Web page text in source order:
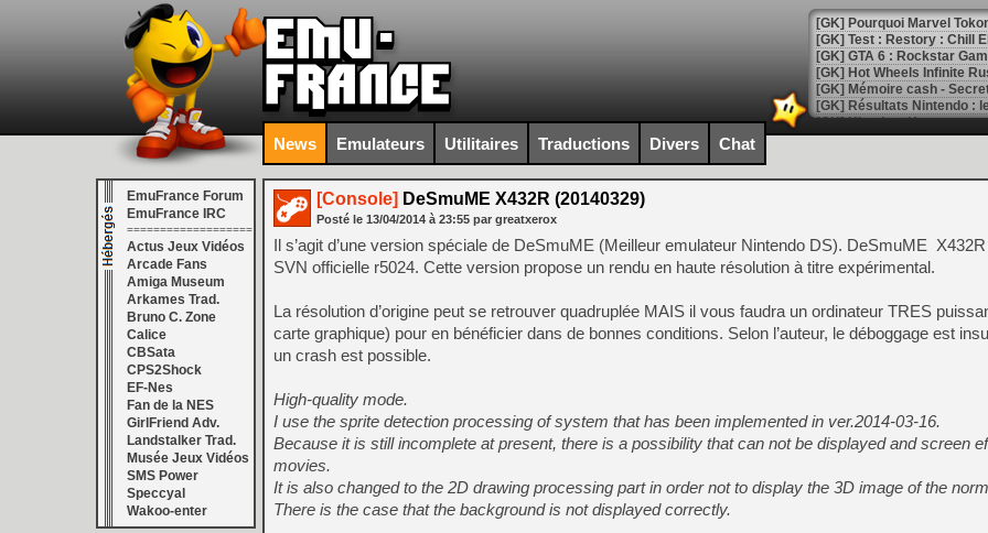
[GK] Pourquoi Marvel
[GK] Test : Restory : Chill
[GK] GTA 6 : Rockstar
[GK] Hot Wheels Infinite
[GK] Mémoire cash -
[GK] Résultats Nintendo :
[GK] Déjà des
[Mo5] Brickboy cherche à
[GK] Minecraft et ses «
[GK] Beast of
[GK] Ubisoft : fin de partie
[GK] Mémoire cash -
[GK] Dan Houser (GTA)
[GK] Comment EA Sports
[GK] Crimson Moon : un
[GK] Isle of Reveries : le
[GK] Moonlighter 2 : The
[GK] Capcom relance
[Mo5] Deux inédits du
[GK] Le beat'em up The
[GK] Endless Legend 2 :
News Emulateurs Utilitaires Traductions Divers Chat
EmuFrance Forum
EmuFrance IRC
===================
Actus Jeux Vidéos
Arcade Fans
Amiga Museum
Arkames Trad.
Bruno C. Zone
Calice
CBSata
CPS2Shock
EF-Nes
Fan de la NES
GirlFriend Adv.
Landstalker Trad.
Musée Jeux Vidéos
SMS Power
Speccyal
Wakoo-enter
[Console] DeSmuME X432R (20140329)
Posté le 13/04/2014 à 23:55 par greatxerox
Il s’agit d’une version spéciale de DeSmuME (Meilleur emulateur Nintendo DS). DeSmuME
SVN officielle r5024. Cette version propose un rendu en haute résolution à titre expérimental.
La résolution d’origine peut se retrouver quadruplée MAIS il vous faudra un ordinateur TRES
carte graphique) pour en bénéficier dans de bonnes conditions. Selon l’auteur, le déboggage est
un crash est possible.
High-quality mode.
I use the sprite detection processing of system that has been implemented in ver.2014-03-16.
Because it is still incomplete at present, there is a possibility that can not be displayed and screen
movies.
It is also changed to the 2D drawing processing part in order not to display the 3D image of the
There is the case that the background is not displayed correctly.